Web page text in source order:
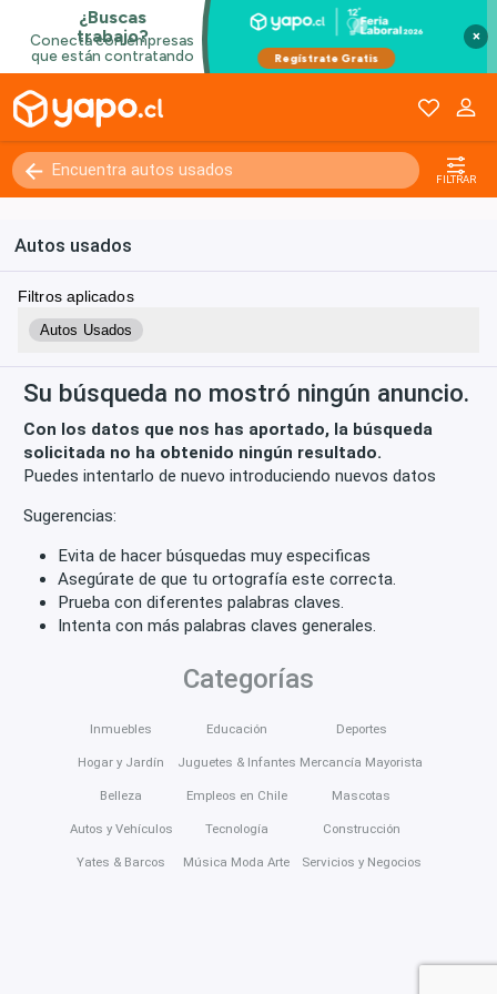
×
FILTRAR
Autos usados
Filtros aplicados
Autos Usados
Su búsqueda no mostró ningún anuncio.
Con los datos que nos has aportado, la búsqueda
solicitada no ha obtenido ningún resultado.
Puedes intentarlo de nuevo introduciendo nuevos datos
Sugerencias:
Evita de hacer búsquedas muy especificas
Asegúrate de que tu ortografía este correcta.
Prueba con diferentes palabras claves.
Intenta con más palabras claves generales.
Categorías
Inmuebles
Hogar y Jardín
Belleza
Autos y Vehículos
Yates & Barcos
Educación
Juguetes & Infantes
Empleos en Chile
Tecnología
Música Moda Arte
Deportes
Mercancía Mayorista
Mascotas
Construcción
Servicios y Negocios
Kilómetros 0 - 250000+